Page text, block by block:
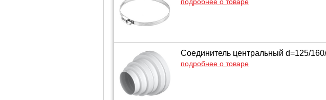
Соединитель центральный d=125/
подробнее о товаре